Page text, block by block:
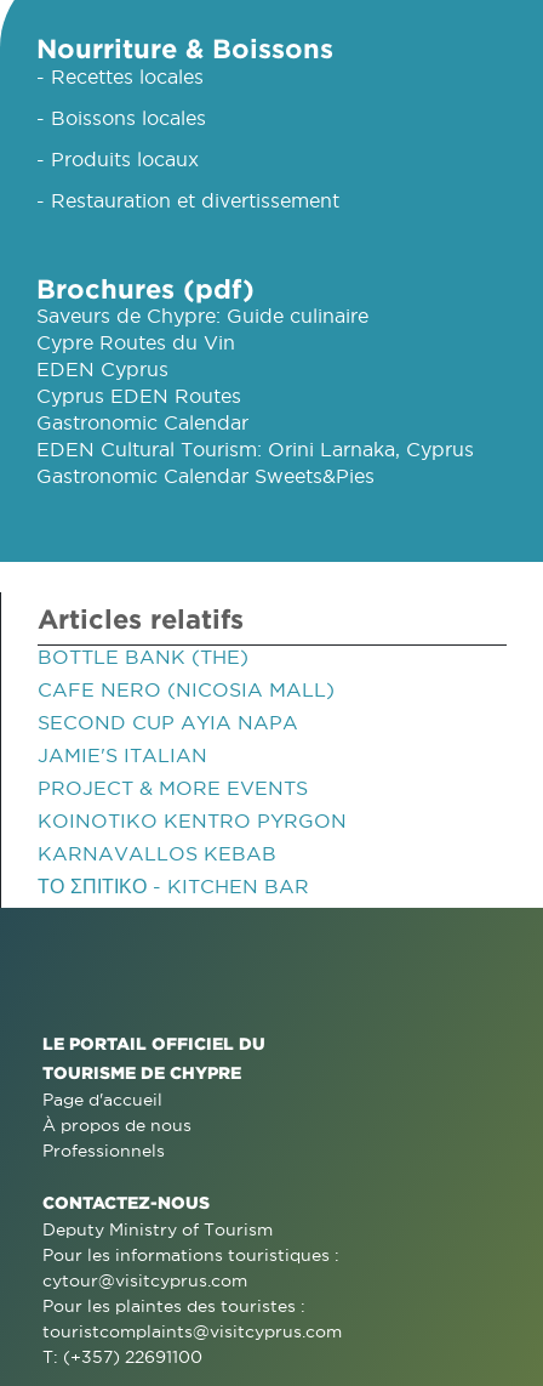
Nourriture & Boissons
- Recettes locales
- Boissons locales
- Produits locaux
- Restauration et divertissement
Brochures (pdf)
Saveurs de Chypre: Guide culinaire
Cypre Routes du Vin
EDEN Cyprus
Cyprus EDEN Routes
Gastronomic Calendar
EDEN Cultural Tourism: Orini Larnaka, Cyprus
Gastronomic Calendar Sweets&Pies
Articles relatifs
BOTTLE BANK (THE)
CAFE NERO (NICOSIA MALL)
SECOND CUP AYIA NAPA
JAMIE'S ITALIAN
PROJECT & MORE EVENTS
KOINOTIKO KENTRO PYRGON
KARNAVALLOS KEBAB
ΤΟ ΣΠΙΤΙΚΟ - KITCHEN BAR
LE PORTAIL OFFICIEL DU
TOURISME DE CHYPRE
Page d'accueil
À propos de nous
Professionnels
CONTACTEZ-NOUS
Deputy Ministry of Tourism
Pour les informations touristiques :
cytour@visitcyprus.com
Pour les plaintes des touristes :
touristcomplaints@visitcyprus.com
T: (+357) 22691100